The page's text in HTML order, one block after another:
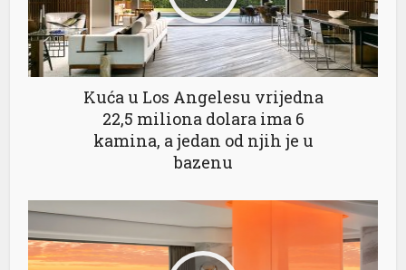
Kuća u Los Angelesu vrijedna
22,5 miliona dolara ima 6
kamina, a jedan od njih je u
bazenu